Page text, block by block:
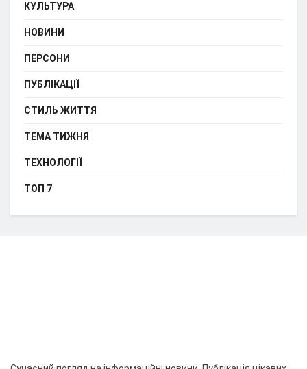
КУЛЬТУРА
НОВИНИ
ПЕРСОНИ
ПУБЛІКАЦІЇ
СТИЛЬ ЖИТТЯ
ТЕМА ТИЖНЯ
ТЕХНОЛОГІЇ
ТОП 7